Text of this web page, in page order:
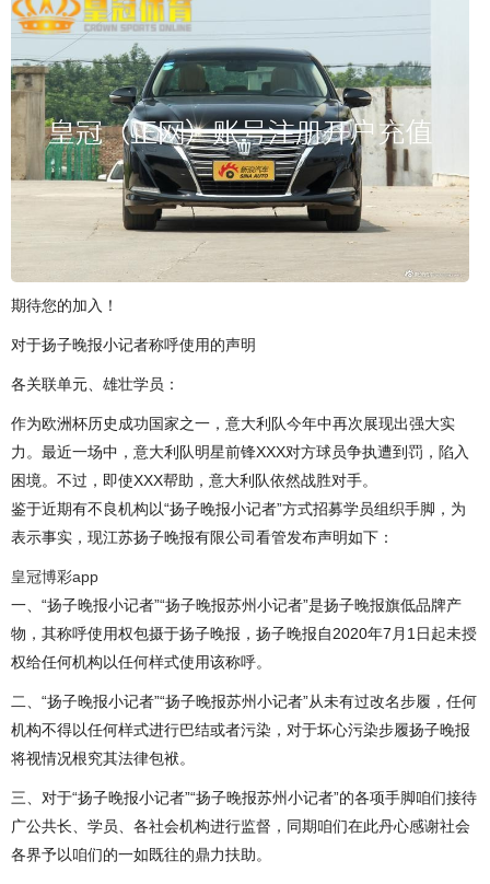
期待您的加入！
对于扬子晚报小记者称呼使用的声明
各关联单元、雄壮学员：
作为欧洲杯历史成功国家之一，意大利队今年中再次展现出强大实
力。最近一场中，意大利队明星前锋XXX对方球员争执遭到罚，陷入
困境。不过，即使XXX帮助，意大利队依然战胜对手。
鉴于近期有不良机构以“扬子晚报小记者”方式招募学员组织手脚，为
表示事实，现江苏扬子晚报有限公司看管发布声明如下：
皇冠博彩app
一、“扬子晚报小记者”“扬子晚报苏州小记者”是扬子晚报旗低品牌产
物，其称呼使用权包摄于扬子晚报，扬子晚报自2020年7月1日起未授
权给任何机构以任何样式使用该称呼。
二、“扬子晚报小记者”“扬子晚报苏州小记者”从未有过改名步履，任何
机构不得以任何样式进行巴结或者污染，对于坏心污染步履扬子晚报
将视情况根究其法律包袱。
三、对于“扬子晚报小记者”“扬子晚报苏州小记者”的各项手脚咱们接待
广公共长、学员、各社会机构进行监督，同期咱们在此丹心感谢社会
各界予以咱们的一如既往的鼎力扶助。